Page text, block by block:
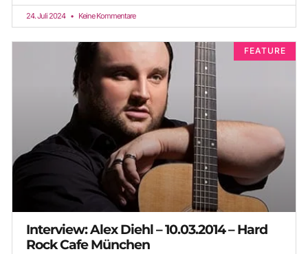
24. Juli 2024 Keine Kommentare
FEATURE
Interview: Alex Diehl – 10.03.2014 – Hard
Rock Cafe München